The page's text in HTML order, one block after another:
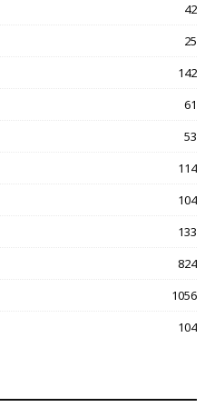
42
25
142
61
53
114
104
133
824
1056
104